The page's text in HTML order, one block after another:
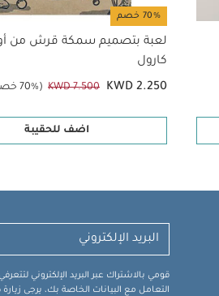
70% خصم
لعبة بتصميم سمكة قرش من
كارول
KWD 2.250
KWD 7.500 (70% خصم)
اضف للحقيبة
قومي بالاشتراك عبر البريد الإلكتروني
التعامل مع البيانات الخاصة بك، يرجى